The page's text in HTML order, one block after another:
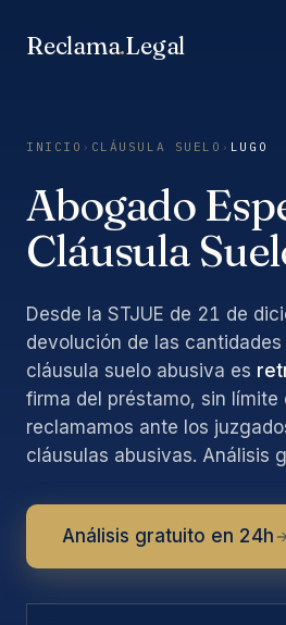
Reclama.Legal
INICIO › CLÁUSULA SUELO › LUGO
Abogado
Cláusula
Desde la STJUE de 21 de
devolución de las
cláusula suelo abusiva es
firma del préstamo, sin límite
reclamamos ante los
cláusulas abusivas. Análisis
Análisis gratuito en 24h